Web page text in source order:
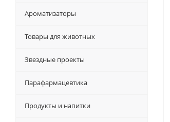
Ароматизаторы
Товары для животных
Звездные проекты
Парафармацевтика
Продукты и напитки